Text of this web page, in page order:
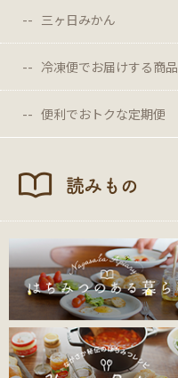
三ヶ日みかん
冷凍便でお届けする商品
便利でおトクな定期便
読みもの